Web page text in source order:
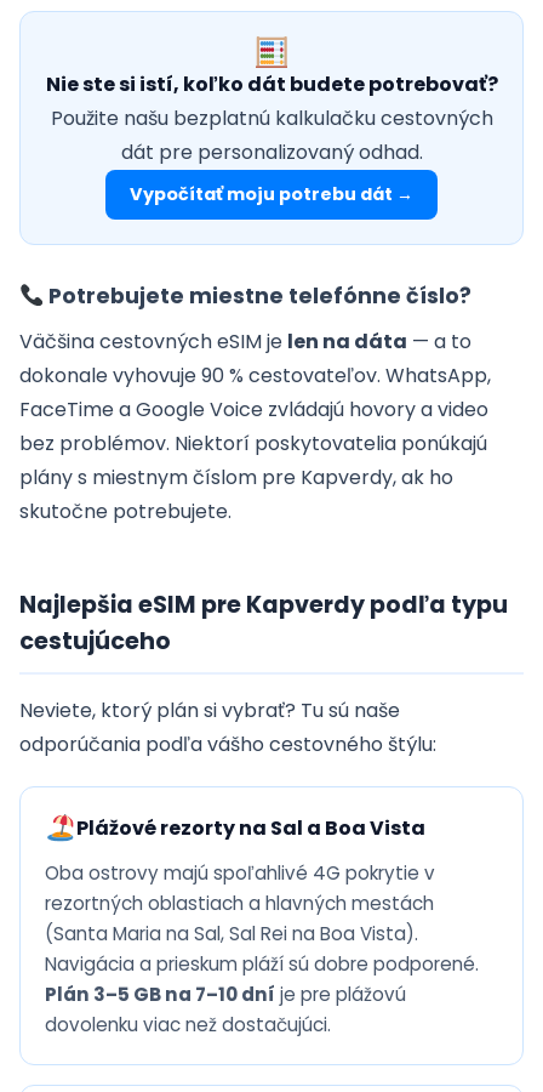
Nie ste si istí, koľko dát budete potrebovať?
Použite našu bezplatnú kalkulačku cestovných
dát pre personalizovaný odhad.
Vypočítať moju potrebu dát →
Potrebujete miestne telefónne číslo?
Väčšina cestovných eSIM je len na dáta — a to
dokonale vyhovuje 90 % cestovateľov. WhatsApp,
FaceTime a Google Voice zvládajú hovory a video
bez problémov. Niektorí poskytovatelia ponúkajú
plány s miestnym číslom pre Kapverdy, ak ho
skutočne potrebujete.
Najlepšia eSIM pre Kapverdy podľa typu
cestujúceho
Neviete, ktorý plán si vybrať? Tu sú naše
odporúčania podľa vášho cestovného štýlu:
Plážové rezorty na Sal a Boa Vista
Oba ostrovy majú spoľahlivé 4G pokrytie v
rezortných oblastiach a hlavných mestách
(Santa Maria na Sal, Sal Rei na Boa Vista).
Navigácia a prieskum pláží sú dobre podporené.
Plán 3–5 GB na 7–10 dní je pre plážovú
dovolenku viac než dostačujúci.